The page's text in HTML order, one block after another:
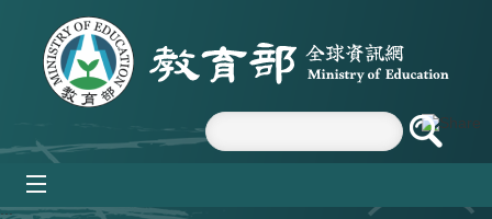
跳到主要內容區塊